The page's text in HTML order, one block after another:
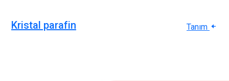
Kristal parafin Tanım